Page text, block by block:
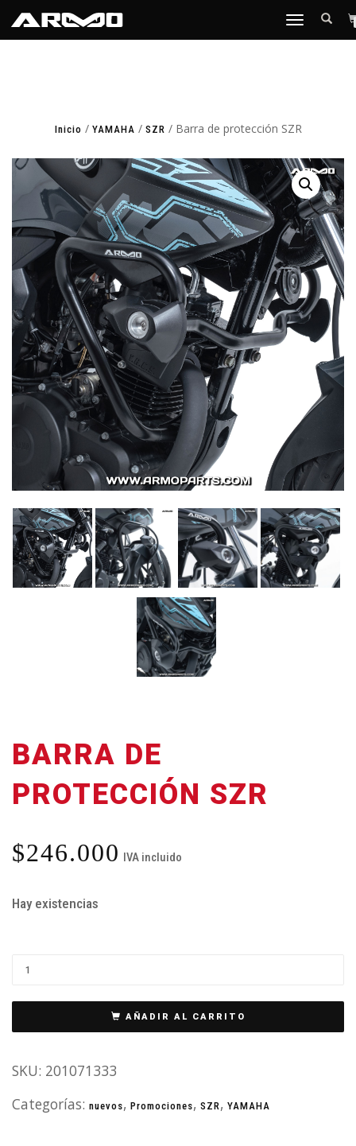
TOGGLE
Inicio / YAMAHA / SZR / Barra de protección SZR
BARRA DE
PROTECCIÓN SZR
$246.000 IVA incluido
Hay existencias
AÑADIR AL CARRITO
SKU: 201071333
Categorías: nuevos, Promociones, SZR, YAMAHA